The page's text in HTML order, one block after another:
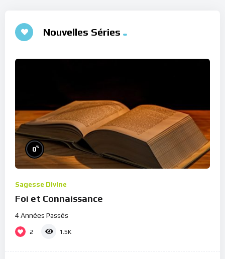
Nouvelles Séries
0%
Sagesse Divine
Foi et Connaissance
4 Années Passés
2 1.5K